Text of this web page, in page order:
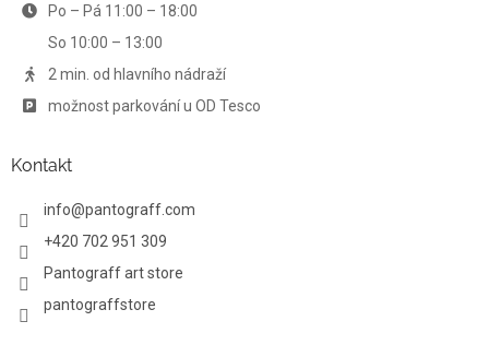
i
Po – Pá 11:00 – 18:00
So 10:00 – 13:00
2 min. od hlavního nádraží
možnost parkování u OD Tesco
Kontakt
info@pantograff.com
+420 702 951 309
Pantograff art store
pantograffstore